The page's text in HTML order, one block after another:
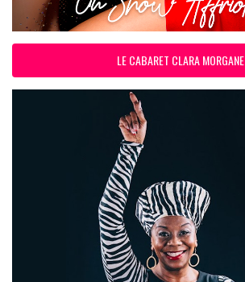
LE CABARET CLARA MORGANE